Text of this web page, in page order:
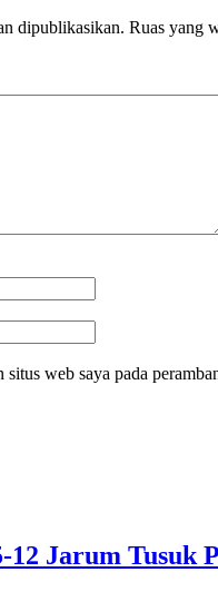
dipublikasikan. Ruas yang
situs web saya pada
12 Jarum Tusuk